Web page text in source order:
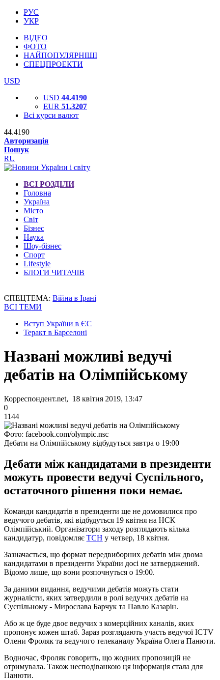
РУС
УКР
ВІДЕО
ФОТО
НАЙПОПУЛЯРНІШІ
СПЕЦПРОЕКТИ
USD
USD 44.4190
EUR 51.3207
Всі курси валют
44.4190
Авторизація
Пошук
RU
ВСІ РОЗДІЛИ
Головна
Україна
Місто
Світ
Бізнес
Наука
Шоу-бізнес
Спорт
Lifestyle
БЛОГИ ЧИТАЧІВ
СПЕЦТЕМА: Війна в Ірані
ВСІ ТЕМИ
Вступ України в ЄС
Теракт в Барселоні
Названі можливі ведучі
дебатів на Олімпійському
Корреспондент.net, 18 квітня 2019, 13:47
0
1144
Фото: facebook.com/olympic.nsc
Дебати на Олімпійському відбудуться завтра о 19:00
Дебати між кандидатами в президенти
можуть провести ведучі Суспільного,
остаточного рішення поки немає.
Команди кандидатів в президенти ще не домовилися про
ведучого дебатів, які відбудуться 19 квітня на НСК
Олімпійський. Організатори заходу розглядають кілька
кандидатур, повідомляє ТСН у четвер, 18 квітня.
Зазначається, що формат передвиборних дебатів між двома
кандидатами в президенти України досі не затверджений.
Відомо лише, що вони розпочнуться о 19:00.
За даними видання, ведучими дебатів можуть стати
журналісти, яких затвердили в ролі ведучих дебатів на
Суспільному - Мирослава Барчук та Павло Казарін.
Або ж це буде двоє ведучих з комерційних каналів, яких
пропонує кожен штаб. Зараз розглядають участь ведучої ICTV
Олени Фроляк та ведучого телеканалу Україна Олега Панюти.
Водночас, Фроляк говорить, що жодних пропозицій не
отримувала. Також несподіванкою ця інформація стала для
Панюти.